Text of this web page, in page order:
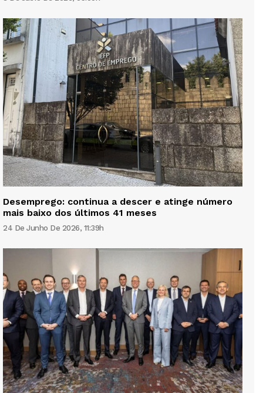
Desemprego: continua a descer e atinge número
mais baixo dos últimos 41 meses
24 De Junho De 2026, 11:39h